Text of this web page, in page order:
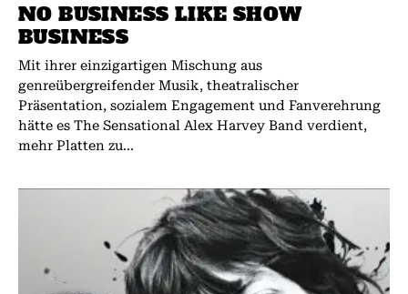
NO BUSINESS LIKE SHOW
BUSINESS
Mit ihrer einzigartigen Mischung aus
genreübergreifender Musik, theatralischer
Präsentation, sozialem Engagement und Fanverehrung
hätte es The Sensational Alex Harvey Band verdient,
mehr Platten zu...